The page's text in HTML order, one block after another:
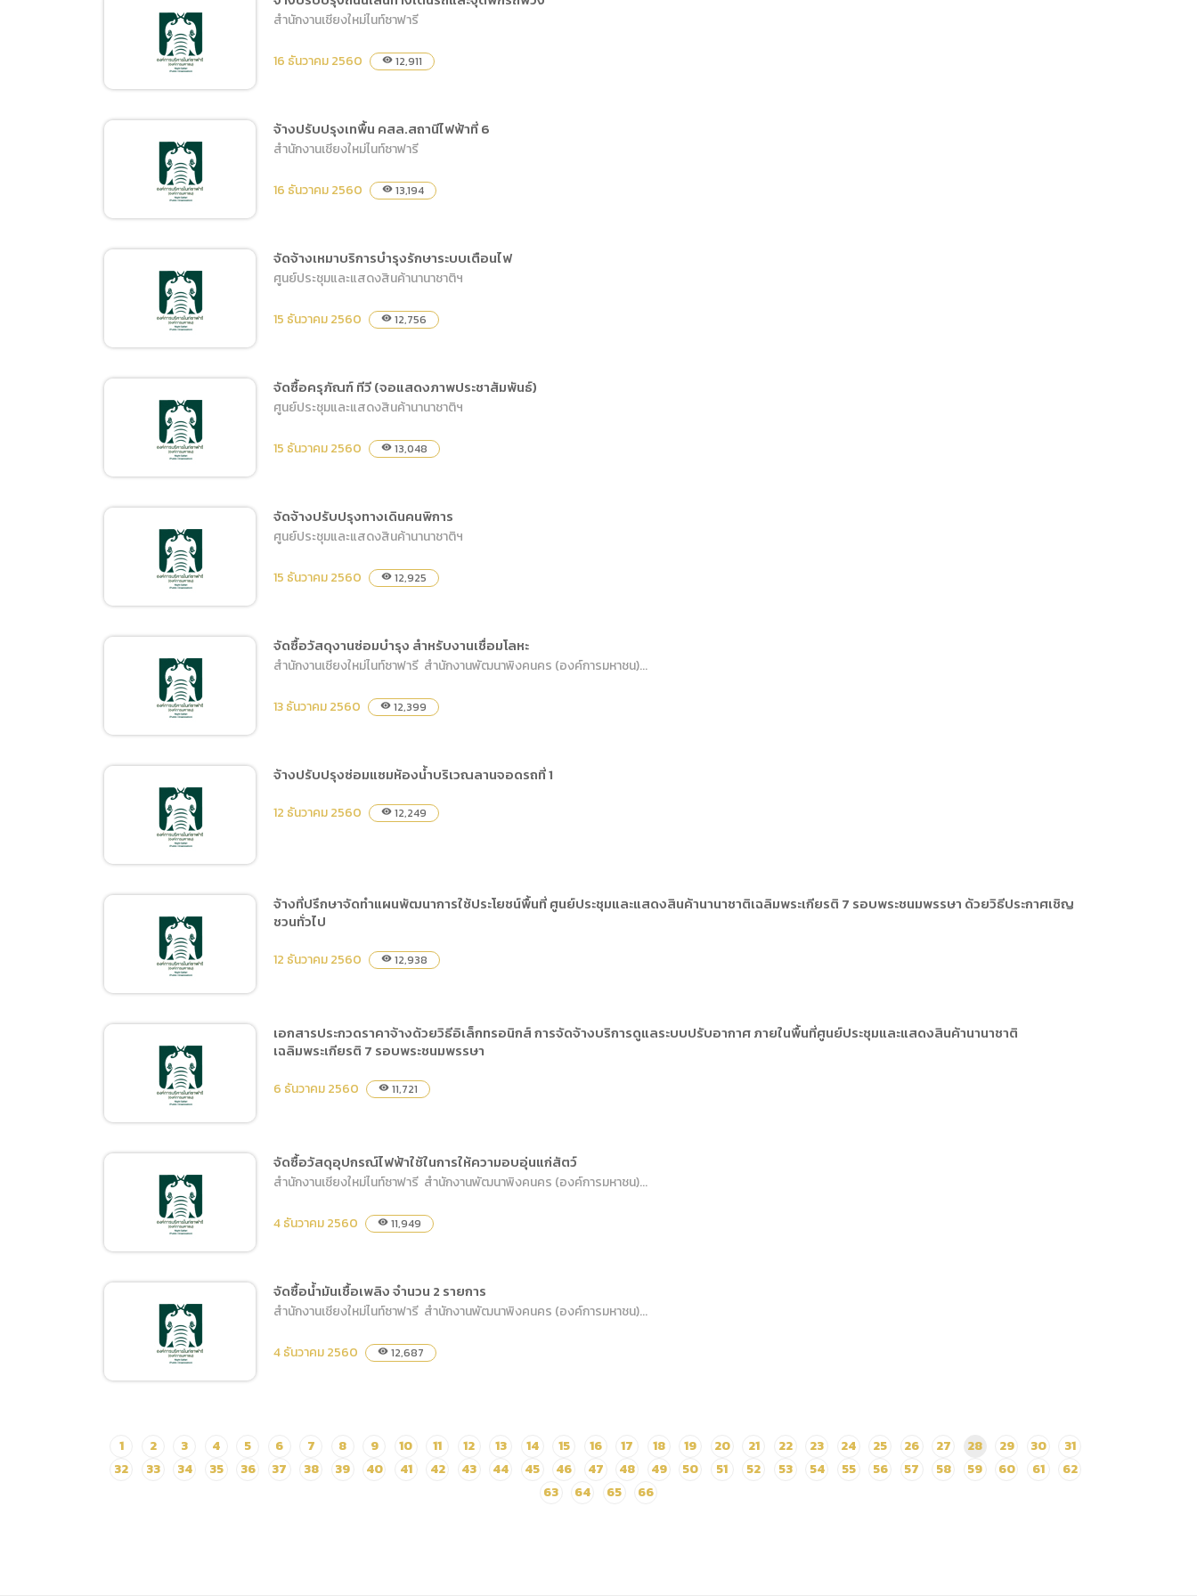
การเปิดเผยข้อมูลสาธารณะขององค์กร พ.ศ. 2569
นโยบายขององค์การ
ประกวดราคาจ้างทำป้าย
สัญลักษณ์และบอกทาง
ภายในอาคารศูนย์ประชุม
และแสดงสินค้านานาชาติ
เฉลิมพระเกียรติ 7 รอบ
พระชนมพรรษา ด้วยวิธี
ประกวดราคาอิเล็กทรอนิกส์
(e-bidding)
จ้างปรับปรุงถนนเส้นทาง
เดินรถและจุดพักรถพ่วง
สำนักงานเชียงใหม่ไนท์ซาฟารี
16 ธันวาคม 2560 visibility 12,911
จ้างปรับปรุงเทพื้น
คสล.สถานีไฟฟ้าที่ 6
จ้างปรับปรุงเทพื้น คสล.สถานีไฟฟ้าที่ 6
สำนักงานเชียงใหม่ไนท์ซาฟารี
16 ธันวาคม 2560 visibility 13,194
จัดจ้างเหมาบริการบำรุง
รักษาระบบเตือนไฟ
จัดจ้างเหมาบริการบำรุงรักษาระบบเตือนไฟ
ศูนย์ประชุมและแสดงสินค้านานาชาติฯ
15 ธันวาคม 2560 visibility 12,756
จัดซื้อครุภัณฑ์ ทีวี (จอแสดง
ภาพประชาสัมพันธ์)
จัดซื้อครุภัณฑ์ ทีวี (จอแสดงภาพประชาสัมพันธ์)
ศูนย์ประชุมและแสดงสินค้านานาชาติฯ
15 ธันวาคม 2560 visibility 13,048
จัดจ้างปรับปรุงทางเดินคน
จัดจ้างปรับปรุงทางเดินคนพิการ
ศูนย์ประชุมและแสดงสินค้านานาชาติฯ
15 ธันวาคม 2560 visibility 12,925
จัดซื้อวัสดุงานซ่อมบำรุง
สำหรับงานเชื่อมโลหะ
จัดซื้อวัสดุงานซ่อมบำรุง สำหรับงานเชื่อมโลหะ
สำนักงานเชียงใหม่ไนท์ซาฟารี สำนักงานพัฒนาพิงคนคร (องค์การมหาชน)...
13 ธันวาคม 2560 visibility 12,399
จ้างปรับปรุงซ่อมแซมห้องน้ำ
บริเวณลานจอดรถที่ 1
จ้างปรับปรุงซ่อมแซมห้องน้ำบริเวณลานจอดรถที่ 1
12 ธันวาคม 2560 visibility 12,249
จ้างที่ปรึกษาจัดทำแผน
พัฒนาการใช้ประโยชน์พื้นที่
ศูนย์ประชุมและแสดงสินค้า
นานาชาติเฉลิมพระเกียรติ 7
รอบพระชนมพรรษา ด้วยวิธี
ประกาศเชิญชวนทั่วไป
จ้างที่ปรึกษาจัดทำแผนพัฒนาการใช้ประโยชน์พื้นที่ ศูนย์ประชุมและแสดงสินค้านานาชาติเฉลิมพระเกียรติ 7 รอบพระชนมพรรษา ด้วยวิธีประกาศเชิญ
ชวนทั่วไป
12 ธันวาคม 2560 visibility 12,938
เอกสารประกวดราคาจ้าง
ด้วยวิธีอิเล็กทรอนิกส์ การ
จัดจ้างบริการดูแลระบบปรับ
อากาศ ภายในพื้นที่ศูนย์
ประชุมและแสดงสินค้า
นานาชาติเฉลิมพระเกียรติ 7
รอบพระชนมพรรษา
เอกสารประกวดราคาจ้างด้วยวิธีอิเล็กทรอนิกส์ การจัดจ้างบริการดูแลระบบปรับอากาศ ภายในพื้นที่ศูนย์ประชุมและแสดงสินค้านานาชาติ
เฉลิมพระเกียรติ 7 รอบพระชนมพรรษา
6 ธันวาคม 2560 visibility 11,721
จัดซื้อวัสดุอุปกรณ์ไฟฟ้าใช้ใน
การให้ความอบอุ่นแก่สัตว์
จัดซื้อวัสดุอุปกรณ์ไฟฟ้าใช้ในการให้ความอบอุ่นแก่สัตว์
สำนักงานเชียงใหม่ไนท์ซาฟารี สำนักงานพัฒนาพิงคนคร (องค์การมหาชน)...
4 ธันวาคม 2560 visibility 11,949
จัดซื้อน้ำมันเชื้อเพลิง จำนวน
2 รายการ
จัดซื้อน้ำมันเชื้อเพลิง จำนวน 2 รายการ
สำนักงานเชียงใหม่ไนท์ซาฟารี สำนักงานพัฒนาพิงคนคร (องค์การมหาชน)...
4 ธันวาคม 2560 visibility 12,687
1 2 3 4 5 6 7 8 9 10 11 12 13 14 15 16 17 18 19 20 21 22 23 24 25 26 27 28 29 30
31
32
33 34 35 36 37 38 39 40 41 42 43 44 45 46 47 48 49 50 51 52 53 54 55 56 57 58 59 60 61
62
63
64 65 66